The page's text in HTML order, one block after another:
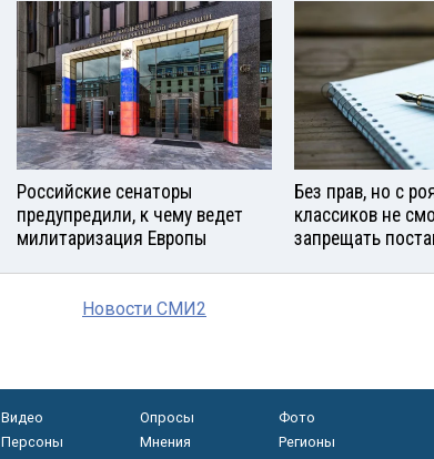
Российские сенаторы
предупредили, к чему ведет
милитаризация Европы
Без прав, но с
классиков не
запрещать
Новости СМИ2
Видео Опросы
Фото
Персоны
Мнения
Регионы